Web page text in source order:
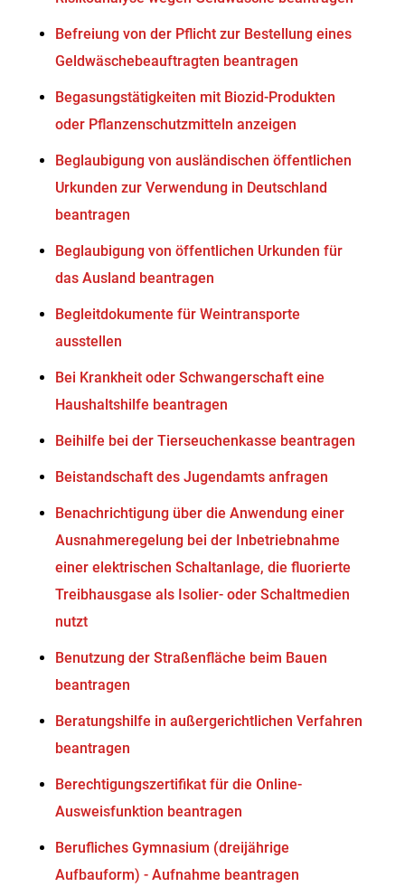
Befreiung von der Pflicht zur Bestellung eines
Geldwäschebeauftragten beantragen
Begasungstätigkeiten mit Biozid-Produkten
oder Pflanzenschutzmitteln anzeigen
Beglaubigung von ausländischen öffentlichen
Urkunden zur Verwendung in Deutschland
beantragen
Beglaubigung von öffentlichen Urkunden für
das Ausland beantragen
Begleitdokumente für Weintransporte
ausstellen
Bei Krankheit oder Schwangerschaft eine
Haushaltshilfe beantragen
Beihilfe bei der Tierseuchenkasse beantragen
Beistandschaft des Jugendamts anfragen
Benachrichtigung über die Anwendung einer
Ausnahmeregelung bei der Inbetriebnahme
einer elektrischen Schaltanlage, die fluorierte
Treibhausgase als Isolier- oder Schaltmedien
nutzt
Benutzung der Straßenfläche beim Bauen
beantragen
Beratungshilfe in außergerichtlichen Verfahren
beantragen
Berechtigungszertifikat für die Online-
Ausweisfunktion beantragen
Berufliches Gymnasium (dreijährige
Aufbauform) - Aufnahme beantragen